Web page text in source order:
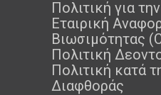
Πολιτική για την
Εταιρική
Βιωσιμότητας
Πολιτική
Πολιτική κατά
Διαφθοράς